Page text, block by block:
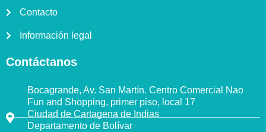
Contacto
Información legal
Contáctanos
Bocagrande, Av. San Martín. Centro Comercial Nao
Fun and Shopping, primer piso, local 17
Ciudad de Cartagena de Indias
Departamento de Bolívar